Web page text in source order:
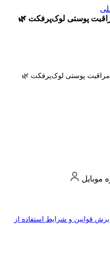
پوستی لوک‌پرفکت 🌿
پوستی لوک‌پرفکت 🌿
موبایل
قوانین و شرایط استفاده از